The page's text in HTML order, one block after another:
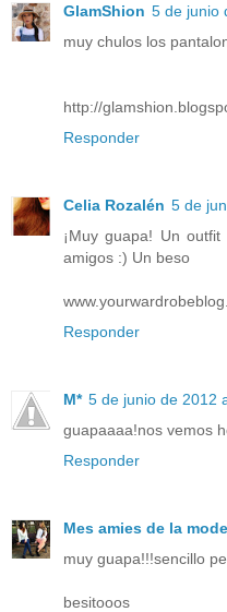
GlamShion 5 de junio
muy chulos los
http://
Responder
Celia Rozalén 5 de
¡Muy guapa! Un
amigos :) Un beso
Responder
M* 5 de junio de 2012
guapaaaa!nos vemos
Responder
Mes amies de la mode
muy guapa!!!sencillo
besitooos